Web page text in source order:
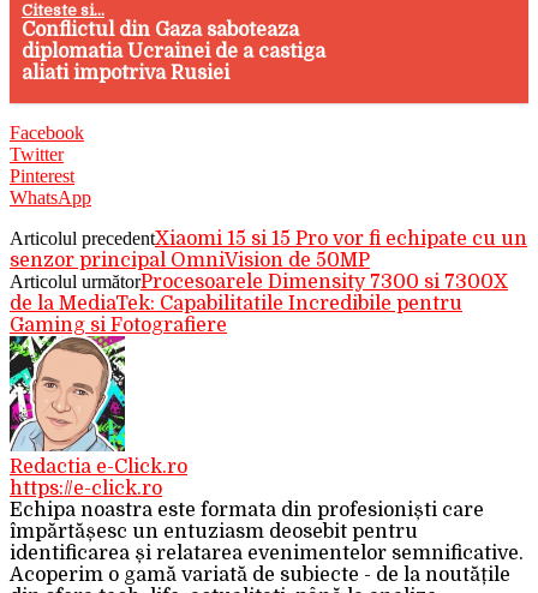
Citeste si...
Conflictul din Gaza saboteaza
diplomatia Ucrainei de a castiga
aliati impotriva Rusiei
Facebook
Twitter
Pinterest
WhatsApp
Articolul precedentXiaomi 15 si 15 Pro vor fi echipate cu un
senzor principal OmniVision de 50MP
Articolul următorProcesoarele Dimensity 7300 si 7300X
de la MediaTek: Capabilitatile Incredibile pentru
Gaming si Fotografiere
Redactia e-Click.ro
https://e-click.ro
Echipa noastra este formata din profesioniști care
împărtășesc un entuziasm deosebit pentru
identificarea și relatarea evenimentelor semnificative.
Acoperim o gamă variată de subiecte - de la noutățile